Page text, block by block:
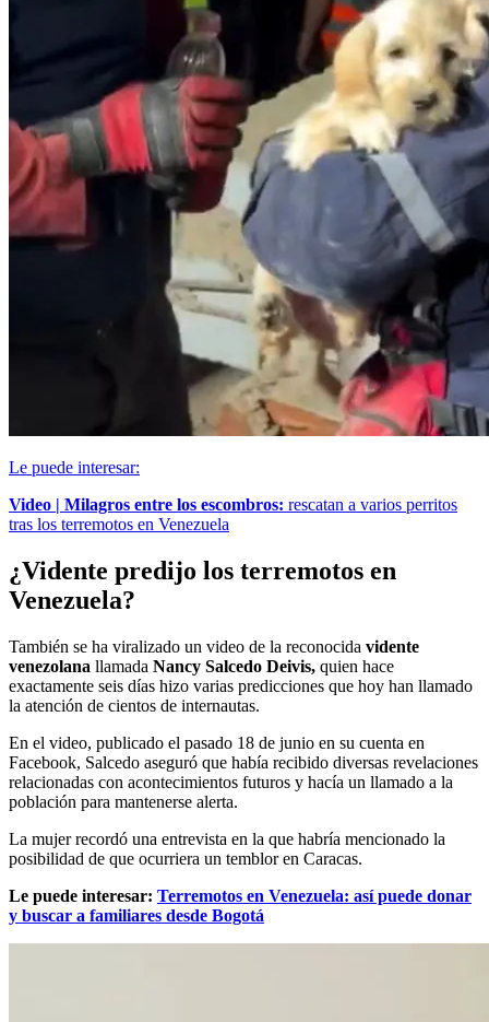
Le puede interesar:
Video | Milagros entre los escombros: rescatan a varios perritos
tras los terremotos en Venezuela
¿Vidente predijo los terremotos en
Venezuela?
También se ha viralizado un video de la reconocida vidente
venezolana llamada Nancy Salcedo Deivis, quien hace
exactamente seis días hizo varias predicciones que hoy han llamado
la atención de cientos de internautas.
En el video, publicado el pasado 18 de junio en su cuenta en
Facebook, Salcedo aseguró que había recibido diversas revelaciones
relacionadas con acontecimientos futuros y hacía un llamado a la
población para mantenerse alerta.
La mujer recordó una entrevista en la que habría mencionado la
posibilidad de que ocurriera un temblor en Caracas.
Le puede interesar: Terremotos en Venezuela: así puede donar
y buscar a familiares desde Bogotá